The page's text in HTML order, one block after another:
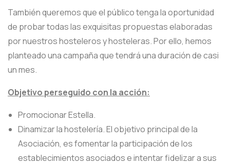
También queremos que el público tenga la oportunidad
de probar todas las exquisitas propuestas elaboradas
por nuestros hosteleros y hosteleras. Por ello, hemos
planteado una campaña que tendrá una duración de casi
un mes.
Objetivo perseguido con la acción:
Promocionar Estella.
Dinamizar la hostelería. El objetivo principal de la
Asociación, es fomentar la participación de los
establecimientos asociados e intentar fidelizar a sus